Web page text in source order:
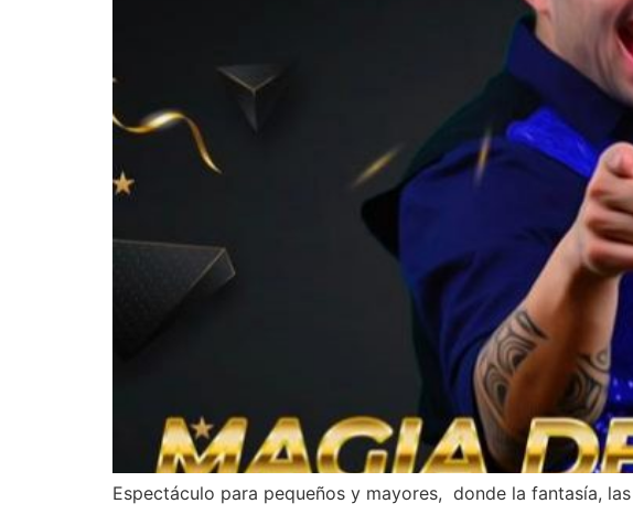
Espectáculo para pequeños y mayores, donde la fantasía,